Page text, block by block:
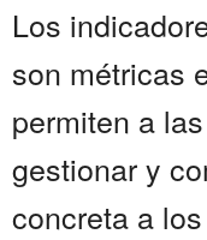
Los
son métricas
permiten a
gestionar y
concreta a